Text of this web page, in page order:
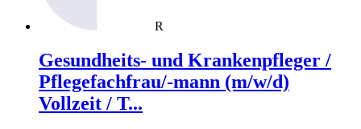
R
Gesundheits- und Krankenpfleger /
Pflegefachfrau/-mann (m/w/d)
Vollzeit / T...